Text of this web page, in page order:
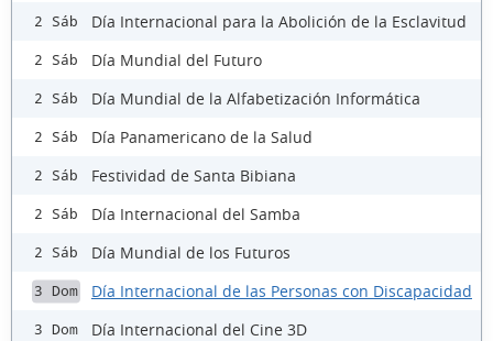
2 Sáb Día Internacional para la Abolición de la Esclavitud
2 Sáb Día Mundial del Futuro
2 Sáb Día Mundial de la Alfabetización Informática
2 Sáb Día Panamericano de la Salud
2 Sáb Festividad de Santa Bibiana
2 Sáb Día Internacional del Samba
2 Sáb Día Mundial de los Futuros
3 Dom Día Internacional de las Personas con Discapacidad
3 Dom Día Internacional del Cine 3D